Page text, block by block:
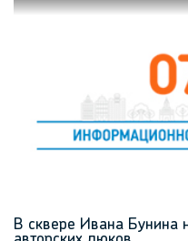
В сквере Ивана Бунина